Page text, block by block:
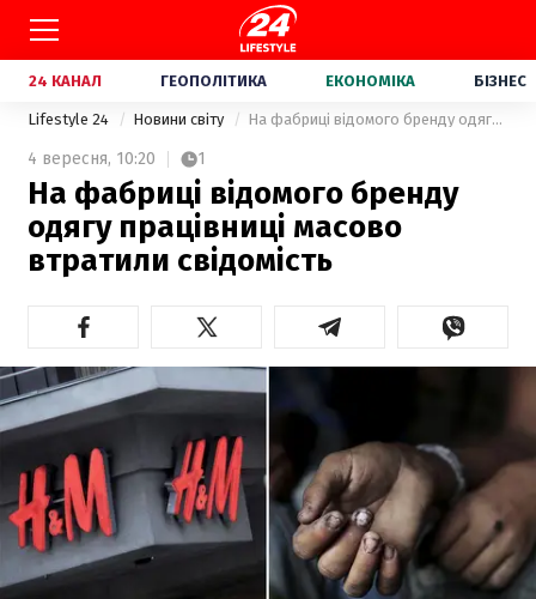
24 КАНАЛ ГЕОПОЛІТИКА ЕКОНОМІКА БІЗНЕС
Lifestyle 24 Новини світу На фабриці відомого бренду одягу працівниці масово втратили свідомість
4 вересня, 10:20 1
На фабриці відомого бренду
одягу працівниці масово
втратили свідомість